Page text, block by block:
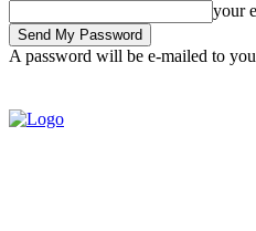
your
A password will be e-mailed to